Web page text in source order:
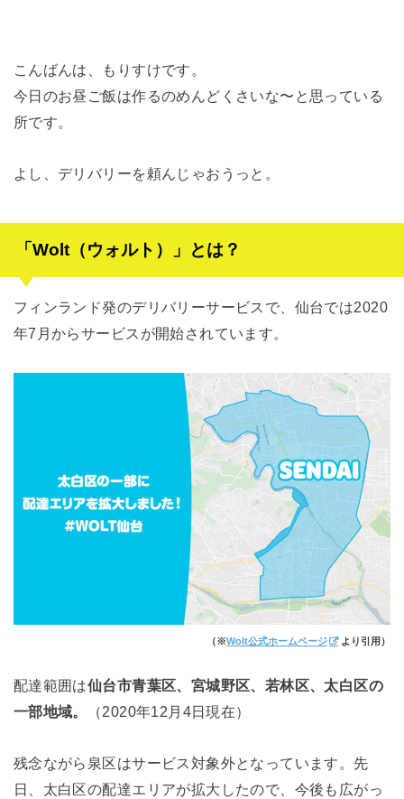
こんばんは、もりすけです。
今日のお昼ご飯は作るのめんどくさいな〜と思っている
所です。
よし、デリバリーを頼んじゃおうっと。
「Wolt（ウォルト）」とは？
フィンランド発のデリバリーサービスで、仙台では2020
年7月からサービスが開始されています。
（※Wolt公式ホームページ より引用）
配達範囲は仙台市青葉区、宮城野区、若林区、太白区の
一部地域。
（2020年12月4日現在）
残念ながら泉区はサービス対象外となっています。先
日、太白区の配達エリアが拡大したので、今後も広がっ